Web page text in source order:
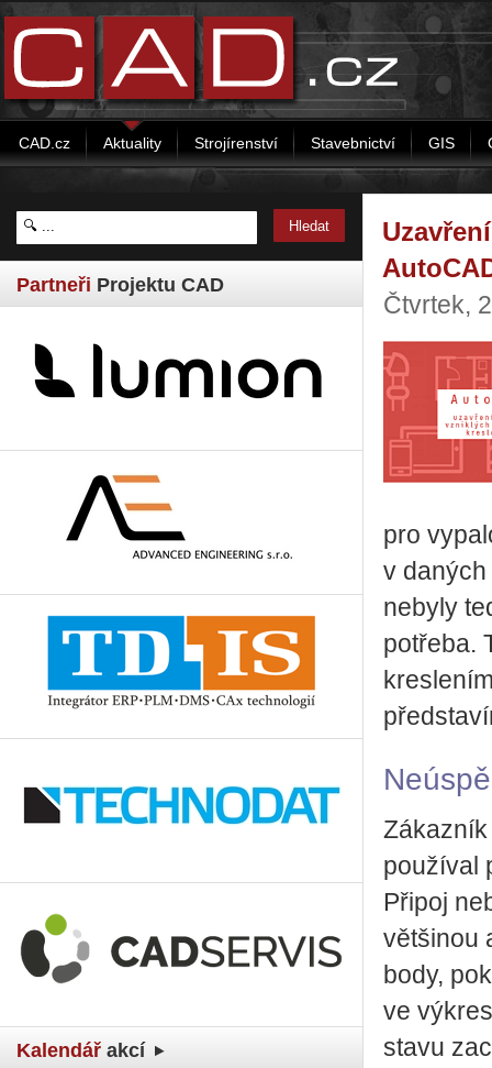
CAD.cz Aktuality Strojírenství Stavebnictví GIS
Partneři Projektu CAD
Kalendář akcí
Čtvrtek,
pro
v
nebyly
potřeba.
používal
Připoj
většinou
body,
ve
stavu